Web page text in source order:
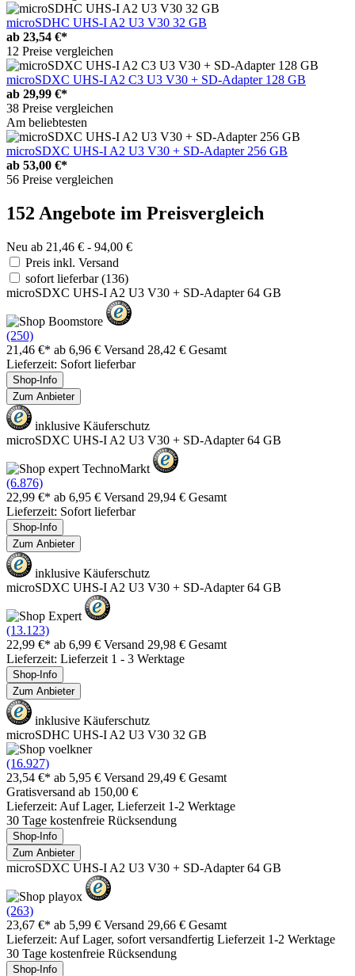
microSDHC UHS-I A2 U3 V30 32 GB
ab 23,54 €*
12 Preise vergleichen
microSDXC UHS-I A2 C3 U3 V30 + SD-Adapter 128 GB
ab 29,99 €*
38 Preise vergleichen
Am beliebtesten
microSDXC UHS-I A2 U3 V30 + SD-Adapter 256 GB
ab 53,00 €*
56 Preise vergleichen
152 Angebote im Preisvergleich
Neu ab 21,46 € - 94,00 €
Preis inkl. Versand
sofort lieferbar(136)
microSDXC UHS-I A2 U3 V30 + SD-Adapter 64 GB
(250)
21,46 €* ab 6,96 € Versand 28,42 € Gesamt
Lieferzeit: Sofort lieferbar
Shop-Info
Zum Anbieter
inklusive Käuferschutz
microSDXC UHS-I A2 U3 V30 + SD-Adapter 64 GB
(6.876)
22,99 €* ab 6,95 € Versand 29,94 € Gesamt
Lieferzeit: Sofort lieferbar
Shop-Info
Zum Anbieter
inklusive Käuferschutz
microSDXC UHS-I A2 U3 V30 + SD-Adapter 64 GB
(13.123)
22,99 €* ab 6,99 € Versand 29,98 € Gesamt
Lieferzeit: Lieferzeit 1 - 3 Werktage
Shop-Info
Zum Anbieter
inklusive Käuferschutz
microSDHC UHS-I A2 U3 V30 32 GB
(16.927)
23,54 €* ab 5,95 € Versand 29,49 € Gesamt
Gratisversand ab 150,00 €
Lieferzeit: Auf Lager, Lieferzeit 1-2 Werktage
30 Tage kostenfreie Rücksendung
Shop-Info
Zum Anbieter
microSDXC UHS-I A2 U3 V30 + SD-Adapter 64 GB
(263)
23,67 €* ab 5,99 € Versand 29,66 € Gesamt
Lieferzeit: Auf Lager, sofort versandfertig Lieferzeit 1-2 Werktage
30 Tage kostenfreie Rücksendung
Shop-Info